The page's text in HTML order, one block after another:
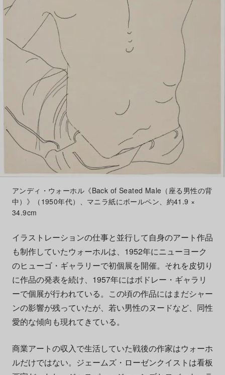
アンディ・ウォーホル《Back of Seated Male（座る男性の背
中）》（1950年代）、マニラ紙にボールペン、約41.9 ×
34.9cm
イラストレーションの仕事と並行して自身のアート作品
も制作していたウォーホルは、1952年にニューヨーク
のヒューゴ・ギャラリーで初個展を開催。それを皮切り
に作品の発表を続け、1957年にはボドレー・ギャラリ
ーで個展が行われている。この頃の作品にはまだシャー
ンの影響が残っていたが、若い男性のヌードなど、同性
愛的な傾向も現れてきている。
商業アートの収入で生活していた戦後の作家はウォーホ
ルだけではない。ジェームズ・ローゼンクイストは看板